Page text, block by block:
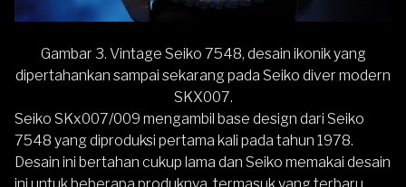
Gambar 3. Vintage Seiko 7548, desain ikonik yang
dipertahankan sampai sekarang pada Seiko diver modern
SKX007.
Seiko SKx007/009 mengambil base design dari Seiko
7548 yang diproduksi pertama kali pada tahun 1978.
Desain ini bertahan cukup lama dan Seiko memakai desain